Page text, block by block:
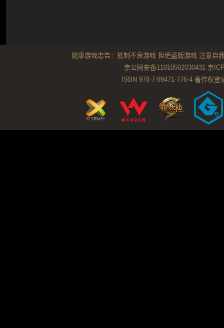
健康游戏忠告：抵制不良游戏 拒绝盗版游戏 注意自
京公网安备11010502030431 京
ISBN 978-7-89471-776-4 著作权